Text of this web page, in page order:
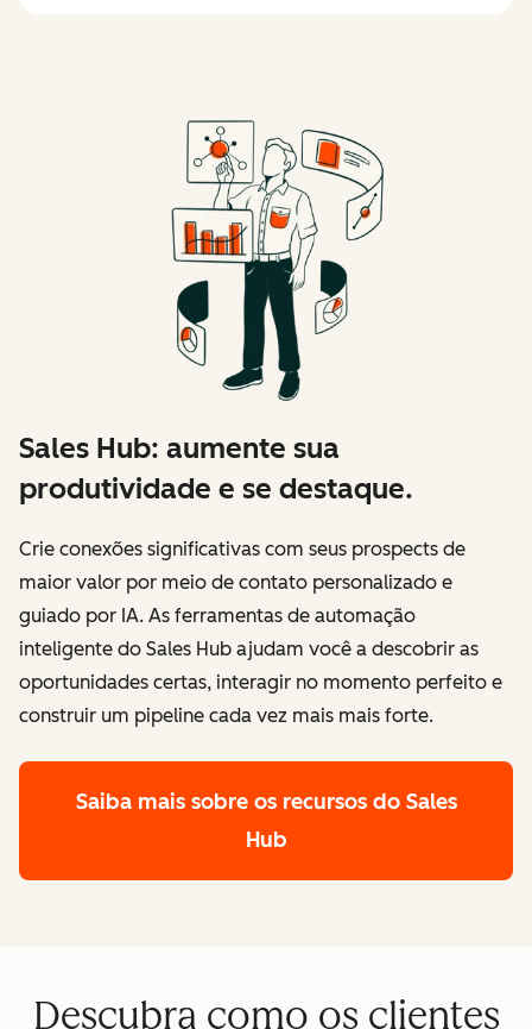
Sales Hub: aumente sua
produtividade e se destaque.
Crie conexões significativas com seus prospects de
maior valor por meio de contato personalizado e
guiado por IA. As ferramentas de automação
inteligente do Sales Hub ajudam você a descobrir as
oportunidades certas, interagir no momento perfeito e
construir um pipeline cada vez mais mais forte.
Saiba mais sobre os recursos do Sales
Hub
Descubra como os clientes